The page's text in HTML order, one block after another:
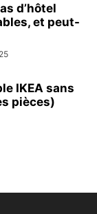
d’hôtel
et peut-
IKEA sans
pièces)